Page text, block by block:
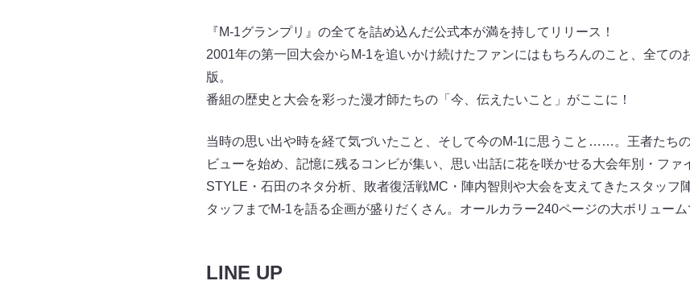
『M-1グランプリ』の全てを詰め込んだ公式本が満を持してリリース！
2001年の第一回大会からM-1を追いかけ続けたファンにはもちろんのこと、全ての
版。
番組の歴史と大会を彩った漫才師たちの「今、伝えたいこと」がここに！
当時の思い出や時を経て気づいたこと、そして今のM-1に思うこと……。王者たち
ビューを始め、記憶に残るコンビが集い、思い出話に花を咲かせる大会年別・ファ
STYLE・石田のネタ分析、敗者復活戦MC・陣内智則や大会を支えてきたスタッフ
タッフまでM-1を語る企画が盛りだくさん。オールカラー240ページの大ボリューム
LINE UP